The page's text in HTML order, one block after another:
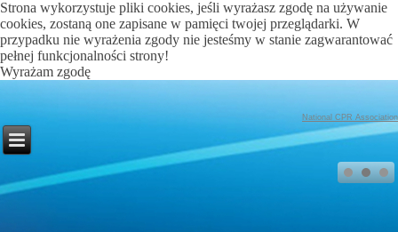
Strona wykorzystuje pliki cookies, jeśli wyrażasz zgodę na używanie
cookies, zostaną one zapisane w pamięci twojej przeglądarki. W
przypadku nie wyrażenia zgody nie jesteśmy w stanie zagwarantować
pełnej funkcjonalności strony!
Wyrażam zgodę
National CPR Association